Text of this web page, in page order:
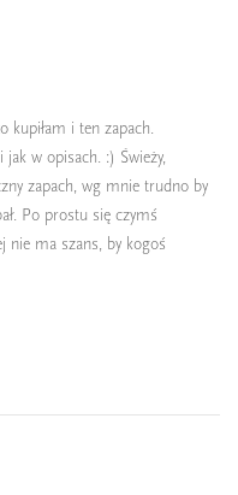
kupiłam i ten zapach.
w opisach. :) Świeży,
zapach, wg mnie trudno by
Po prostu się czymś
nie ma szans, by kogoś